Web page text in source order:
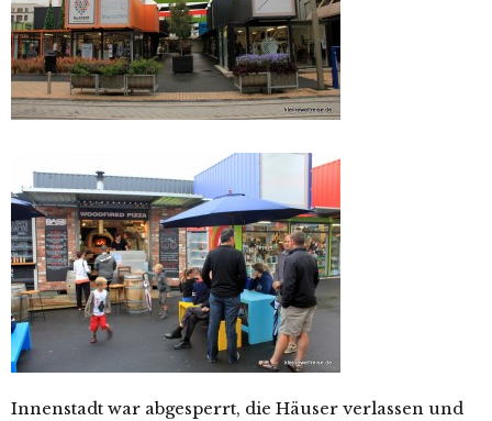
Innenstadt war abgesperrt, die Häuser verlassen und